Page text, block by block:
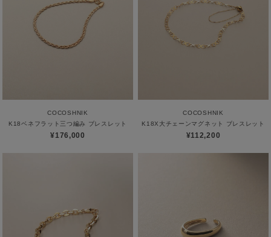
COCOSHNIK
K18ベネフラット三つ編み ブレスレット
¥176,000
COCOSHNIK
K18X大チェーンマグネット ブレスレット
¥112,200